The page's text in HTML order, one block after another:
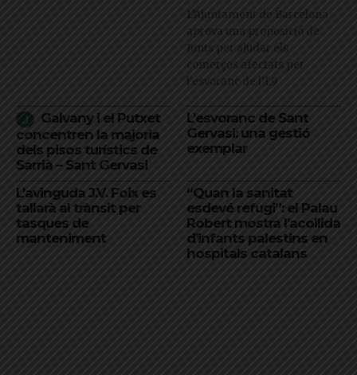
L’Ajuntament de Barcelona
aprova una proposició de
Junts per ajudar els
comerços afectats per
l'esvoranc de l'L9
Galvany i el Putxet
concentren la majoria
dels pisos turístics de
Sarrià – Sant Gervasi
L’esvoranc de Sant
Gervasi: una gestió
exemplar
L’avinguda J.V. Foix es
tallarà al trànsit per
tasques de
manteniment
“Quan la sanitat
esdevé refugi”: el Palau
Robert mostra l’acollida
d’infants palestins en
hospitals catalans